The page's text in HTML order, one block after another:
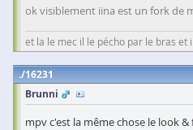
ok visiblement iina est un fork de
et la le mec il le pécho par le bras et
16231
Brunni
mpv c'est la même chose le look